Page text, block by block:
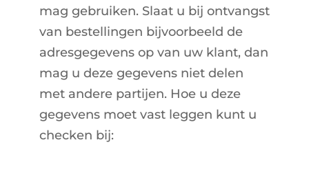
mag gebruiken. Slaat u bij ontvangst
van bestellingen bijvoorbeeld de
adresgegevens op van uw klant, dan
mag u deze gegevens niet delen
met andere partijen. Hoe u deze
gegevens moet vast leggen kunt u
checken bij: